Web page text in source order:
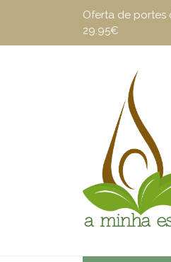
Oferta de portes
29.95€